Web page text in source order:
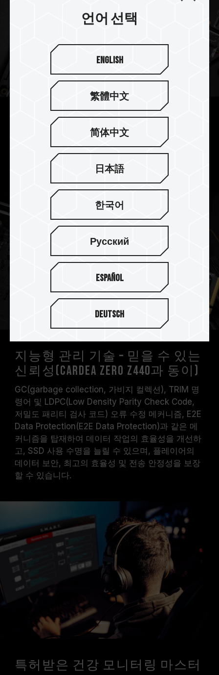
NB 용량 업그레이드에 최적
1mm 미만의 두께로 모든 메커니즘의 간섭 가능성
을 완벽하게 제거하여 NB 용량 업그레이드에 가장
지능형 관리 기술 – 믿을 수 있는
신뢰성(CARDEA ZERO Z440과 동이)
GC(garbage collection, 가비지 컬렉션), TRIM 명
령어 및 LDPC(Low Density Parity Check Code,
저밀도 패리티 검사 코드) 오류 수정 메커니즘, E2E
Data Protection(E2E Data Protection)과 같은 메
커니즘을 탑재하여 데이터 작업의 효율성을 개선하
고, SSD 사용 수명을 늘릴 수 있으며, 플레이어의
데이터 보안, 최고의 효율성 및 전송 안정성을 보장
할 수 있습니다.
특허받은 건강 모니터링 마스터
언어 선택
English
繁體中文
简体中文
日本語
한국어
Русский
Español
Deutsch